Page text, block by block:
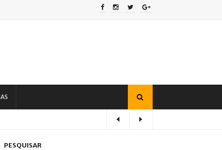
PESQUISAR